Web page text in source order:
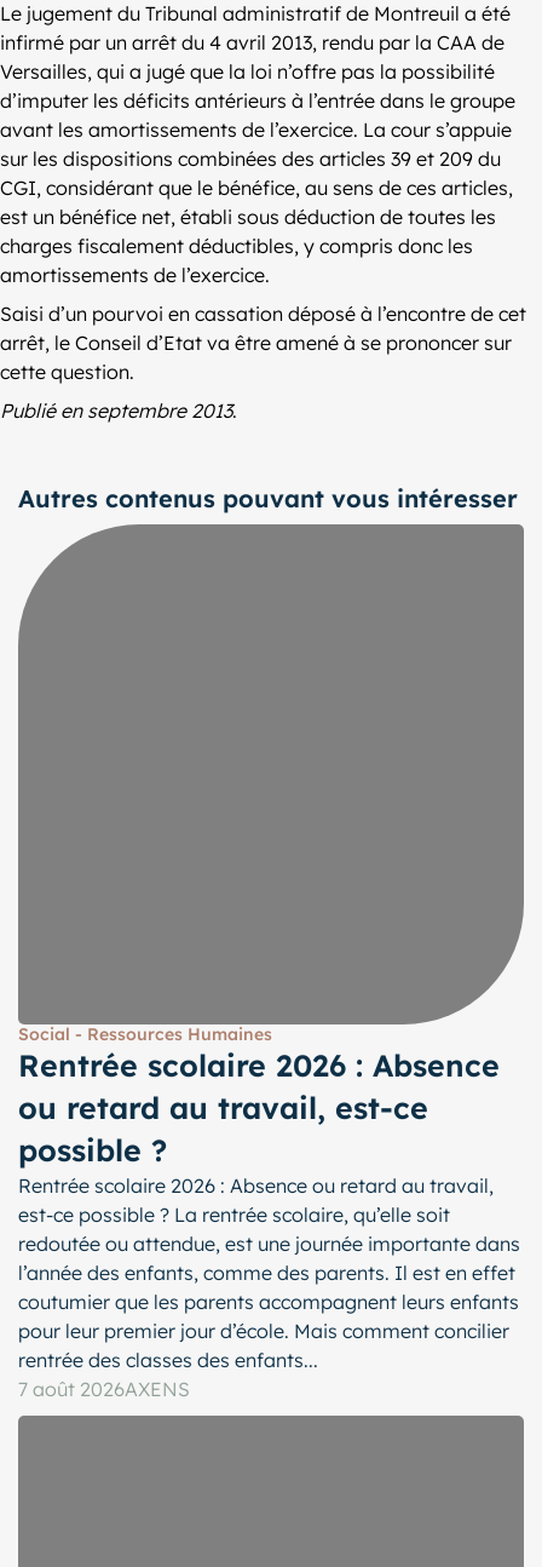
Le jugement du Tribunal administratif de Montreuil a été
infirmé par un arrêt du 4 avril 2013, rendu par la CAA de
Versailles, qui a jugé que la loi n’offre pas la possibilité
d’imputer les déficits antérieurs à l’entrée dans le groupe
avant les amortissements de l’exercice. La cour s’appuie
sur les dispositions combinées des articles 39 et 209 du
CGI, considérant que le bénéfice, au sens de ces articles,
est un bénéfice net, établi sous déduction de toutes les
charges fiscalement déductibles, y compris donc les
amortissements de l’exercice.
Saisi d’un pourvoi en cassation déposé à l’encontre de cet
arrêt, le Conseil d’Etat va être amené à se prononcer sur
cette question.
Publié en septembre 2013.
Autres contenus pouvant vous intéresser
Social - Ressources Humaines
Rentrée scolaire 2026 : Absence
ou retard au travail, est-ce
possible ?
Rentrée scolaire 2026 : Absence ou retard au travail,
est-ce possible ? La rentrée scolaire, qu’elle soit
redoutée ou attendue, est une journée importante dans
l’année des enfants, comme des parents. Il est en effet
coutumier que les parents accompagnent leurs enfants
pour leur premier jour d’école. Mais comment concilier
rentrée des classes des enfants...
7 août 2026AXENS